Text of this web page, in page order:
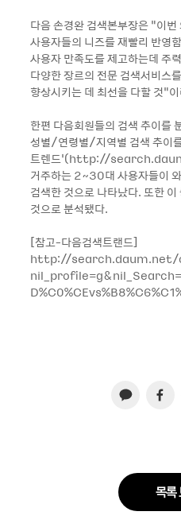
다음 손경완 검색본부장은 “이
사용자들의 니즈를 재빨리 반영
사용자 만족도를 제고하는데 주
다양한 장르의 전문 검색서비스
향상시키는 데 최선을 다할 것”
한편 다음회원들의 검색 추이를
성별/연령별/지역별 검색 추이
트렌드’(http://
거주하는 2~30대 사용자들이
검색한 것으로 나타났다. 또한
것으로 분석됐다.
[참고-다음검색트랜드]
http://
목록